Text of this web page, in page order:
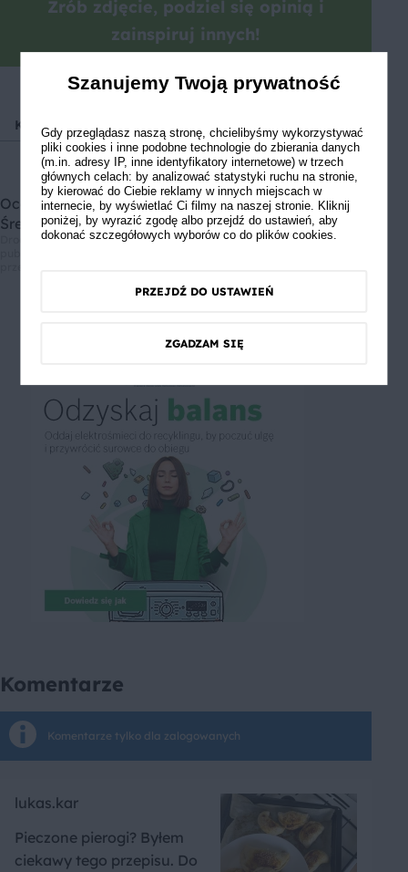
Zrób zdjęcie, podziel się opinią i
zainspiruj innych!
Kuchnie świata Kuchnia meksykańska Chili con
Oceń przepis
Średnia ocen: 2.33, Liczba ocen: 3
Drodzy użytkownicy, informujemy, że nie możemy Was zapewnić, że
Komentarze
Komentarze tylko dla zalogowanych
lukas.kar
Pieczone pierogi? Byłem
ciekawy tego przepisu. Do
Szanujemy Twoją prywatność
Gdy przeglądasz naszą stronę, chcielibyśmy wykorzystywać
pliki cookies i inne podobne technologie do zbierania danych
(m.in. adresy IP, inne identyfikatory internetowe) w trzech
głównych celach: by analizować statystyki ruchu na stronie,
by kierować do Ciebie reklamy w innych miejscach w
internecie, by wyświetlać Ci filmy na naszej stronie. Kliknij
poniżej, by wyrazić zgodę albo przejdź do ustawień, aby
dokonać szczegółowych wyborów co do plików cookies.
PRZEJDŹ DO USTAWIEŃ
ZGADZAM SIĘ